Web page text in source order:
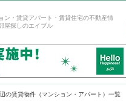
ン・賃貸アパート・賃貸住宅の不動産情
屋探しのエイブル
の賃貸物件（マンション・アパート）一覧